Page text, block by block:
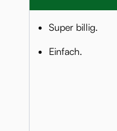
Super billig.
Einfach.